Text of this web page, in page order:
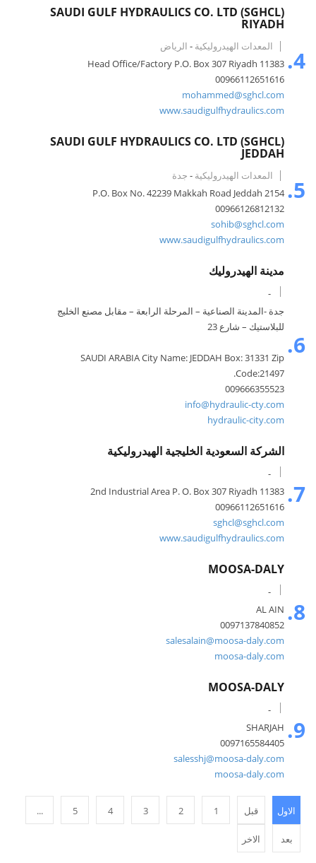
4.
SAUDI GULF HYDRAULICS CO. LTD (SGHCL)
RIYADH
المعدات الهيدروليكية - الرياض
Head Office/Factory P.O. Box 307 Riyadh 11383
00966112651616
mohammed@sghcl.com
www.saudigulfhydraulics.com
5.
SAUDI GULF HYDRAULICS CO. LTD (SGHCL)
JEDDAH
المعدات الهيدروليكية - جدة
P.O. Box No. 42239 Makkah Road Jeddah 2154
00966126812132
sohib@sghcl.com
www.saudigulfhydraulics.com
6.
مدينة الهيدروليك
-
جدة -المدينة الصناعية – المرحلة الرابعة – مقابل مصنع الخليج
للبلاستيك – شارع 23​
SAUDI ARABIA City Name: JEDDAH Box: 31331 Zip
Code:21497.
009666355523
info@hydraulic-cty.com
hydraulic-city.com
7.
الشركة السعودية الخليجية الهيدروليكية
-
2nd Industrial Area P. O. Box 307 Riyadh 11383
00966112651616
sghcl@sghcl.com
www.saudigulfhydraulics.com
8.
MOOSA-DALY
-
AL AIN
0097137840852
salesalain@moosa-daly.com
moosa-daly.com
9.
MOOSA-DALY
-
SHARJAH
0097165584405
salesshj@moosa-daly.com
moosa-daly.com
الاول قبل 1
2
3
4
5
...
بعد الاخر